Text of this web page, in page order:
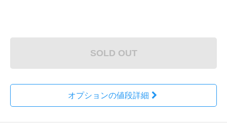
SOLD OUT
オプションの値段詳細